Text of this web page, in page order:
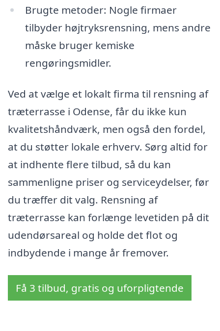
Brugte metoder: Nogle firmaer
tilbyder højtryksrensning, mens andre
måske bruger kemiske
rengøringsmidler.
Ved at vælge et lokalt firma til rensning af
træterrasse i Odense, får du ikke kun
kvalitetshåndværk, men også den fordel,
at du støtter lokale erhverv. Sørg altid for
at indhente flere tilbud, så du kan
sammenligne priser og serviceydelser, før
du træffer dit valg. Rensning af
træterrasse kan forlænge levetiden på dit
udendørsareal og holde det flot og
indbydende i mange år fremover.
Få 3 tilbud, gratis og uforpligtende